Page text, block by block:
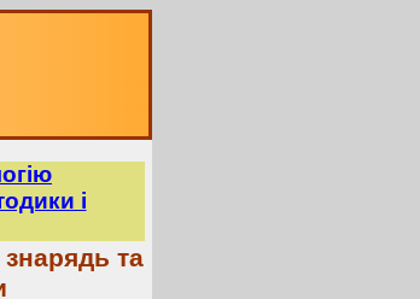
і
та